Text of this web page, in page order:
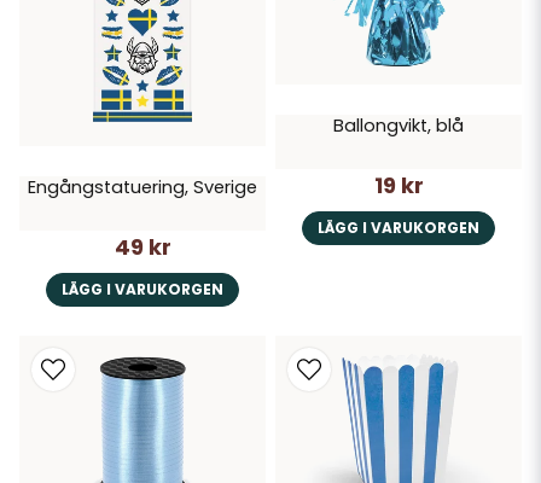
Engångstatuering, Sverige
49 kr
LÄGG I VARUKORGEN
Ballongvikt, blå
19 kr
LÄGG I VARUKORGEN